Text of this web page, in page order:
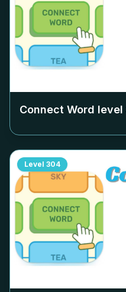
Connect Word level
Level 304